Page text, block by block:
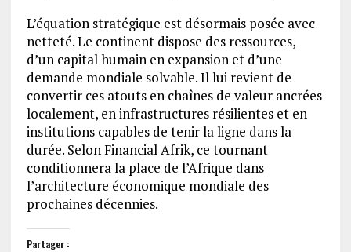
L’équation stratégique est désormais posée avec
netteté. Le continent dispose des ressources,
d’un capital humain en expansion et d’une
demande mondiale solvable. Il lui revient de
convertir ces atouts en chaînes de valeur ancrées
localement, en infrastructures résilientes et en
institutions capables de tenir la ligne dans la
durée. Selon Financial Afrik, ce tournant
conditionnera la place de l’Afrique dans
l’architecture économique mondiale des
prochaines décennies.
Partager :